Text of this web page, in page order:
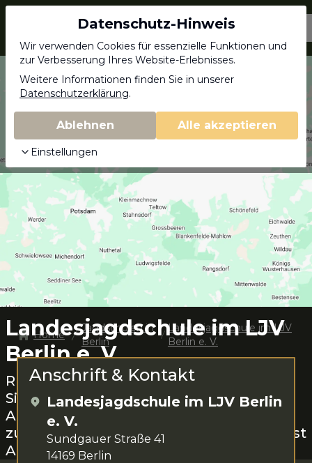
Jagdschein.com
Landesjagdschule im LJV
Berlin e. V.
Rund um Berlindas Jagen lernen.
Simone Vollbrecht-Köppel und Aurelian
Althammer
zur Verfügung. Das Kursangebot umfasst
Abendkurs.
Home
Jagdschulen in
Berlin
Landesjagdschule im LJV
Berlin e. V.
Anschrift & Kontakt
Landesjagdschule im LJV Berlin
e. V.
Sundgauer Straße 41
14169 Berlin
Datenschutz-Hinweis
Wir verwenden Cookies für essenzielle Funktionen und
zur Verbesserung Ihres Website-Erlebnisses.
Weitere Informationen finden Sie in unserer
Datenschutzerklärung.
Ablehnen Alle akzeptieren
Einstellungen